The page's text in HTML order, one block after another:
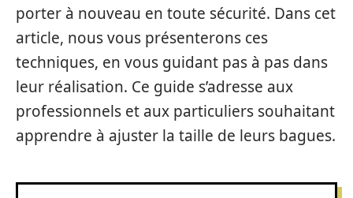
porter à nouveau en toute sécurité. Dans cet
article, nous vous présenterons ces
techniques, en vous guidant pas à pas dans
leur réalisation. Ce guide s’adresse aux
professionnels et aux particuliers souhaitant
apprendre à ajuster la taille de leurs bagues.